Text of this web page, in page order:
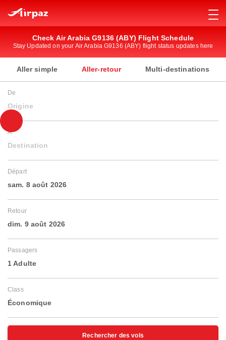
Check Air Arabia G9136 (ABY) Flight Schedule
Stay Updated on your Air Arabia G9136 (ABY) flight status updates here
Aller simple Aller-retour Multi-destinations
De
Origine
À
Destination
Départ
sam. 8 août 2026
Retour
dim. 9 août 2026
Passagers
1 Adulte
Class
Économique
Rechercher des vols